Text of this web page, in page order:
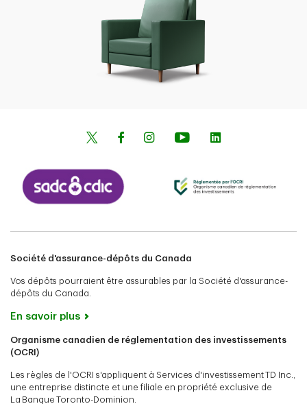
Société d'assurance-dépôts du Canada
Vos dépôts pourraient être assurables par la Société d'assurance-
dépôts du Canada.
En savoir plus
Organisme canadien de réglementation des investissements
(OCRI)
Les règles de l'OCRI s'appliquent à Services d'investissement TD Inc.,
une entreprise distincte et une filiale en propriété exclusive de
La Banque Toronto-Dominion.